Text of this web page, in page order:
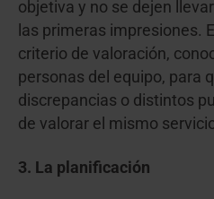
objetiva y no se dejen
las primeras impresiones.
criterio de valoración,
personas del equipo, para
discrepancias o distintos
de valorar el mismo
3. La planificación